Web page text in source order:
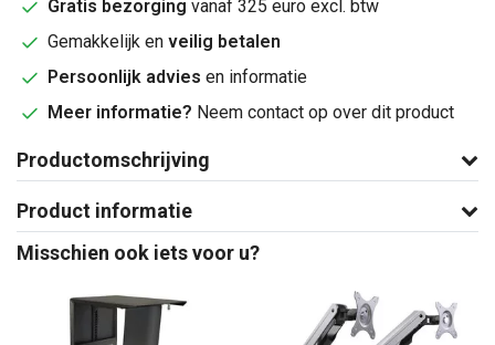
Gratis bezorging vanaf 325 euro excl. btw
Gemakkelijk en veilig betalen
Persoonlijk advies en informatie
Meer informatie? Neem contact op over dit product
Productomschrijving
Product informatie
Misschien ook iets voor u?